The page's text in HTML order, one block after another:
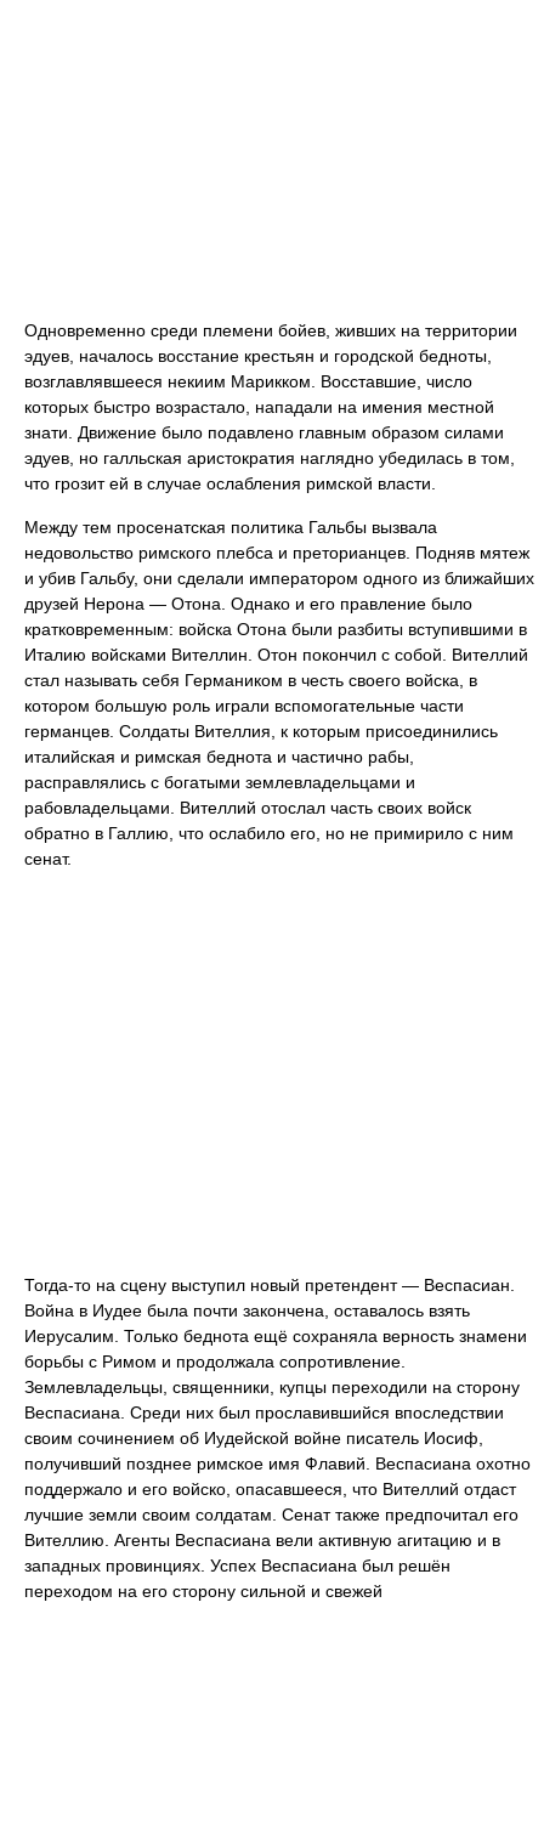
Одновременно среди племени бойев, живших на территории
эдуев, началось восстание крестьян и городской бедноты,
возглавлявшееся некиим Марикком. Восставшие, число
которых быстро возрастало, нападали на имения местной
знати. Движение было подавлено главным образом силами
эдуев, но галльская аристократия наглядно убедилась в том,
что грозит ей в случае ослабления римской власти.
Между тем просенатская политика Гальбы вызвала
недовольство римского плебса и преторианцев. Подняв мятеж
и убив Гальбу, они сделали императором одного из ближайших
друзей Нерона — Отона. Однако и его правление было
кратковременным: войска Отона были разбиты вступившими в
Италию войсками Вителлин. Отон покончил с собой. Вителлий
стал называть себя Германиком в честь своего войска, в
котором большую роль играли вспомогательные части
германцев. Солдаты Вителлия, к которым присоединились
италийская и римская беднота и частично рабы,
расправлялись с богатыми землевладельцами и
рабовладельцами. Вителлий отослал часть своих войск
обратно в Галлию, что ослабило его, но не примирило с ним
сенат.
Тогда-то на сцену выступил новый претендент — Веспасиан.
Война в Иудее была почти закончена, оставалось взять
Иерусалим. Только беднота ещё сохраняла верность знамени
борьбы с Римом и продолжала сопротивление.
Землевладельцы, священники, купцы переходили на сторону
Веспасиана. Среди них был прославившийся впоследствии
своим сочинением об Иудейской войне писатель Иосиф,
получивший позднее римское имя Флавий. Веспасиана охотно
поддержало и его войско, опасавшееся, что Вителлий отдаст
лучшие земли своим солдатам. Сенат также предпочитал его
Вителлию. Агенты Веспасиана вели активную агитацию и в
западных провинциях. Успех Веспасиана был решён
переходом на его сторону сильной и свежей